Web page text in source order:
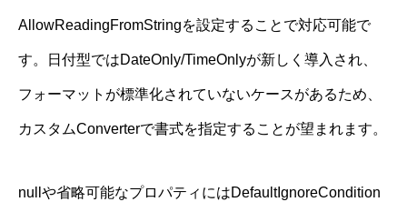
AllowReadingFromStringを設定することで対応可能で
す。日付型ではDateOnly/TimeOnlyが新しく導入され、
フォーマットが標準化されていないケースがあるため、
カスタムConverterで書式を指定することが望まれます。
nullや省略可能なプロパティにはDefaultIgnoreCondition